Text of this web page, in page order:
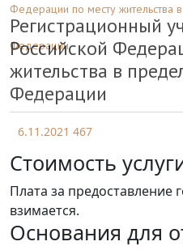
Федерации по месту жительства
Федерации
Регистрационный
Российской
жительства в
Федерации
6.11.2021 467
Стоимость
Плата за предоставление
взимается.
Основания для